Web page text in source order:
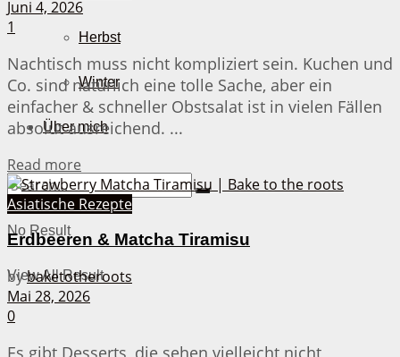
Herbst
Winter
Über mich
No Result
View All Result
Juni 4, 2026
1
Nachtisch muss nicht kompliziert sein. Kuchen und
Co. sind natürlich eine tolle Sache, aber ein
einfacher & schneller Obstsalat ist in vielen Fällen
absolut ausreichend. ...
Read more
Asiatische Rezepte
Erdbeeren & Matcha Tiramisu
bybaketotheroots
Mai 28, 2026
0
Es gibt Desserts, die sehen vielleicht nicht